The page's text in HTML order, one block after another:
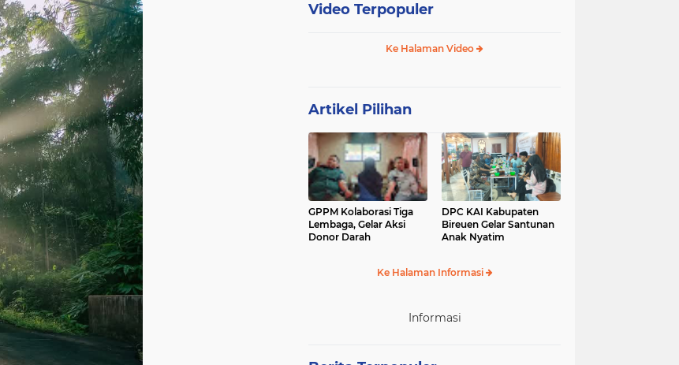
Video Terpopuler
Ke Halaman Video
Artikel Pilihan
GPPM Kolaborasi Tiga
Lembaga, Gelar Aksi
Donor Darah
DPC KAI Kabupaten
Bireuen Gelar Santunan
Anak Nyatim
Ke Halaman Informasi
Informasi